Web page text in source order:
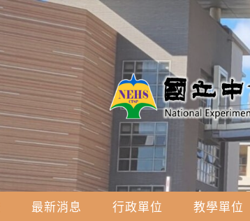
最新消息 行政單位 教學單位